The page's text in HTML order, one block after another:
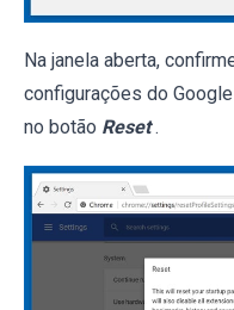
Na janela aberta,
configurações do
no botão Reset .